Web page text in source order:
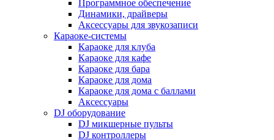
Программное обеспечение
Динамики, драйверы
Аксессуары для звукозаписи
Караоке-системы
Караоке для клуба
Караоке для кафе
Караоке для бара
Караоке для дома
Караоке для дома с баллами
Аксессуары
DJ оборудование
DJ микшерные пульты
DJ контроллеры